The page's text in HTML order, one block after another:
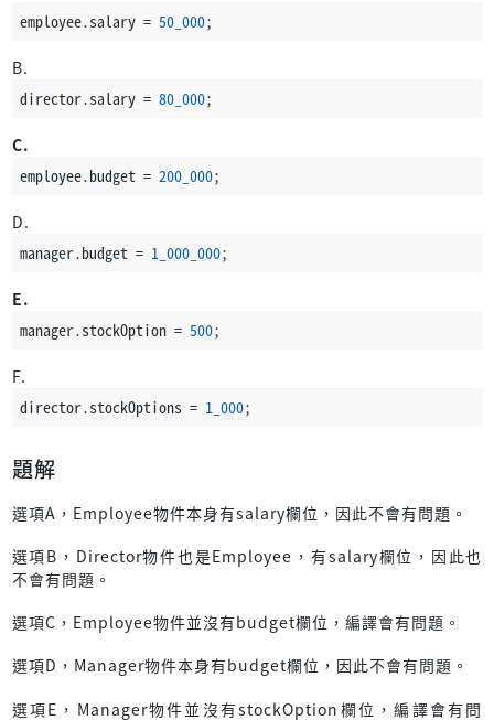
employee.salary = 50_000;
B.
director.salary = 80_000;
C.
employee.budget = 200_000;
D.
manager.budget = 1_000_000;
E.
manager.stockOption = 500;
F.
director.stockOptions = 1_000;
題解
選項A，Employee物件本身有salary欄位，因此不會有問題。
選項B，Director物件也是Employee，有salary欄位，因此也
不會有問題。
選項C，Employee物件並沒有budget欄位，編譯會有問題。
選項D，Manager物件本身有budget欄位，因此不會有問題。
選項E，Manager物件並沒有stockOption欄位，編譯會有問